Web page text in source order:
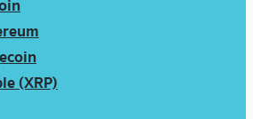
(XRP)